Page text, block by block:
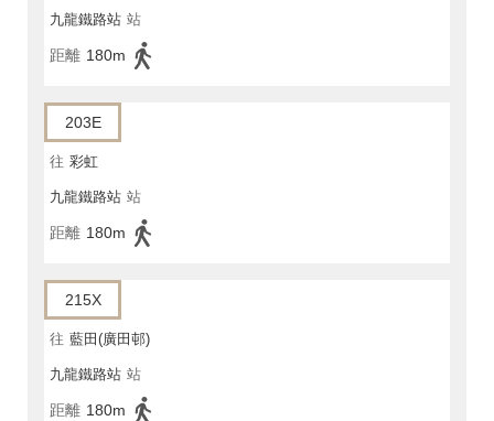
九龍鐵路站 站
距離 180m
203E
往 彩虹
九龍鐵路站 站
距離 180m
215X
往 藍田(廣田邨)
九龍鐵路站 站
距離 180m